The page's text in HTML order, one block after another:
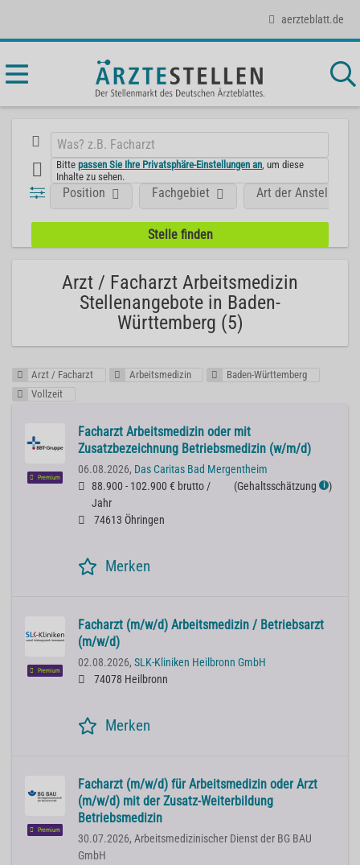
aerzteblatt.de
Bittepassen Sie Ihre Privatsphäre-Einstellungen an , um diese
Inhalte zu sehen.
Position Fachgebiet Art der Anstellung
Arzt / Facharzt Arbeitsmedizin
Stellenangebote in Baden-
Württemberg (5)
Arzt / Facharzt Arbeitsmedizin
Baden-Württemberg
Vollzeit
Premium
Facharzt Arbeitsmedizin oder mit
Zusatzbezeichnung Betriebsmedizin (w/m/d)
06.08.2026, Das Caritas Bad Mergentheim
88.900 - 102.900 € brutto /
Jahr
(Gehaltsschätzung ℹ )
74613 Öhringen
Merken
Premium
Facharzt (m/w/d) Arbeitsmedizin / Betriebsarzt
(m/w/d)
02.08.2026, SLK-Kliniken Heilbronn GmbH
74078 Heilbronn
Merken
Premium
Facharzt (m/w/d) für Arbeitsmedizin oder Arzt
(m/w/d) mit der Zusatz-Weiterbildung
Betriebsmedizin
30.07.2026, Arbeitsmedizinischer Dienst der BG BAU
GmbH